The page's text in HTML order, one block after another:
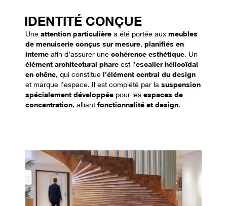
IDENTITÉ CONÇUE
Une attention particulière a été portée aux meubles
de menuiserie conçus sur mesure, planifiés en
interne afin d’assurer une cohérence esthétique. Un
élément architectural phare est l’escalier hélicoïdal
en chêne, qui constitue l’élément central du design
et marque l’espace. Il est complété par la suspension
spécialement développée pour les espaces de
concentration, alliant fonctionnalité et design.